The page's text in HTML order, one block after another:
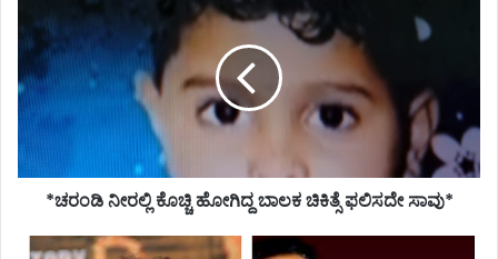
ನೀರಲ್ಲಿ
ಕೊಚ್ಚಿ
ಹೋಗಿದ್ದ
ಬಾಲಕ
ಚಿಕಿತ್ಸೆ
ಫಲಿಸದೇ
ಸಾವು*
*ಚರಂಡಿ ನೀರಲ್ಲಿ ಕೊಚ್ಚಿ ಹೋಗಿದ್ದ ಬಾಲಕ ಚಿಕಿತ್ಸೆ ಫಲಿಸದೇ ಸಾವು*
*ಕಿತ್ತೂರು